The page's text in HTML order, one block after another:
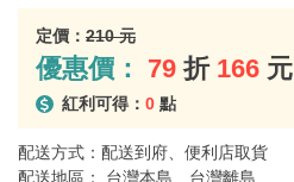
定價： 210 元
優惠價： 79 折 166 元
紅利可得： 0 點
配送方式：配送到府、便利店取貨
配送地區： 台灣本島、台灣離島